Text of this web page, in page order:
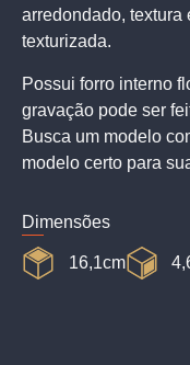
arredondado, textura
texturizada.
Possui forro interno
gravação pode ser
Busca um modelo
modelo certo para
Dimensões
16,1cm